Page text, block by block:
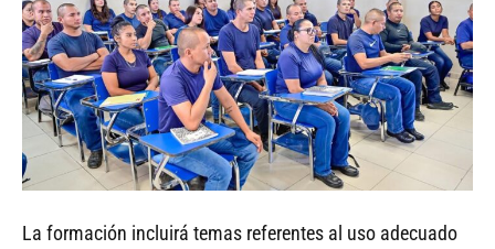
La formación incluirá temas referentes al uso adecuado